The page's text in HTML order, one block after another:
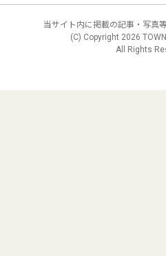
当サイト内に掲載の記事・写真
(C) Copyright 2026
All Rights